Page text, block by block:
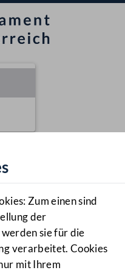
Zum einen sind
der
sie für die
verarbeitet. Cookies
mit Ihrem